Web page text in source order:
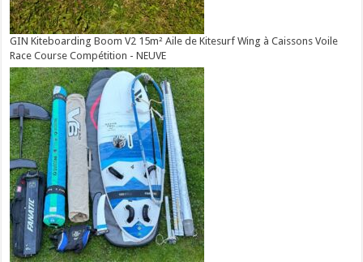
GIN Kiteboarding Boom V2 15m² Aile de Kitesurf Wing à Caissons Voile
Race Course Compétition - NEUVE